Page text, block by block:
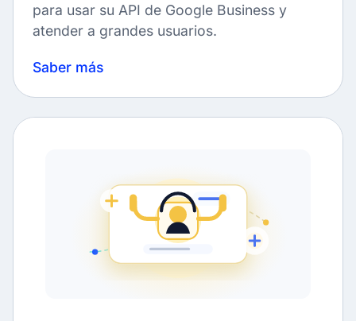
para usar su API de Google Business y
atender a grandes usuarios.
Saber más